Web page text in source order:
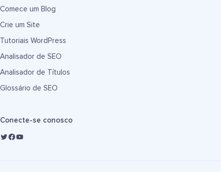
Comece um Blog
Crie um Site
Tutoriais WordPress
Analisador de SEO
Analisador de Títulos
Glossário de SEO
Conecte-se conosco